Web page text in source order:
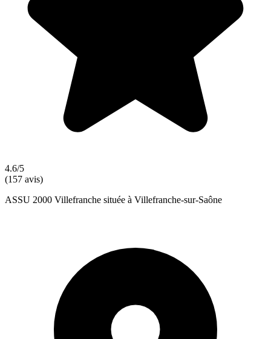
4.6/5
(157 avis)
ASSU 2000 Villefranche située à Villefranche-sur-Saône